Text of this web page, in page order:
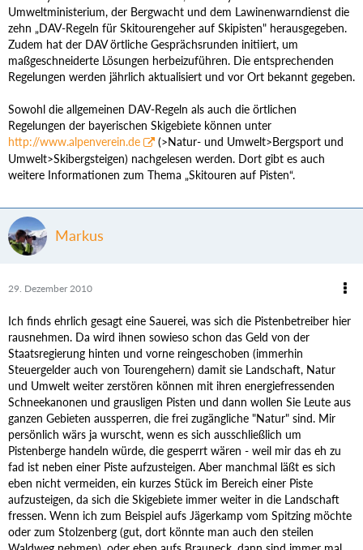
Umweltministerium, der Bergwacht und dem Lawinenwarndienst die
zehn „DAV-Regeln für Skitourengeher auf Skipisten" herausgegeben.
Zudem hat der DAV örtliche Gesprächsrunden initiiert, um
maßgeschneiderte Lösungen herbeizuführen. Die entsprechenden
Regelungen werden jährlich aktualisiert und vor Ort bekannt gegeben.
Sowohl die allgemeinen DAV-Regeln als auch die örtlichen
Regelungen der bayerischen Skigebiete können unter
http://www.alpenverein.de
(>Natur- und Umwelt>Bergsport und
Umwelt>Skibergsteigen) nachgelesen werden. Dort gibt es auch
weitere Informationen zum Thema „Skitouren auf Pisten“.
Markus
29. Dezember 2010
Ich finds ehrlich gesagt eine Sauerei, was sich die Pistenbetreiber hier
rausnehmen. Da wird ihnen sowieso schon das Geld von der
Staatsregierung hinten und vorne reingeschoben (immerhin
Steuergelder auch von Tourengehern) damit sie Landschaft, Natur
und Umwelt weiter zerstören können mit ihren energiefressenden
Schneekanonen und grausligen Pisten und dann wollen Sie Leute aus
ganzen Gebieten aussperren, die frei zugängliche "Natur" sind. Mir
persönlich wärs ja wurscht, wenn es sich ausschließlich um
Pistenberge handeln würde, die gesperrt wären - weil mir das eh zu
fad ist neben einer Piste aufzusteigen. Aber manchmal läßt es sich
eben nicht vermeiden, ein kurzes Stück im Bereich einer Piste
aufzusteigen, da sich die Skigebiete immer weiter in die Landschaft
fressen. Wenn ich zum Beispiel aufs Jägerkamp vom Spitzing möchte
oder zum Stolzenberg (gut, dort könnte man auch den steilen